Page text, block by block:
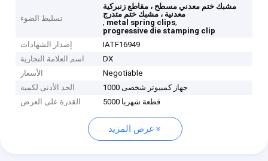
تسليط الضوء
مشبك ختم معدني مسطح ، مقاطع زنبركية
معدنية ، مشبك ختم متدرج
,metal spring clips,
progressive die stamping clip
إصدار الشهادات
IATF16949
اسم العلامة التجارية
DX
الأسعار
Negotiable
الحد الأدنى لكمية
جهاز كمبيوتر شخصى 1000
القدرة على العرض
5000 قطعة شهريا
عرض المزيد